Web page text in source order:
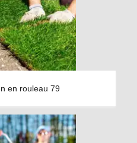
en rouleau 79